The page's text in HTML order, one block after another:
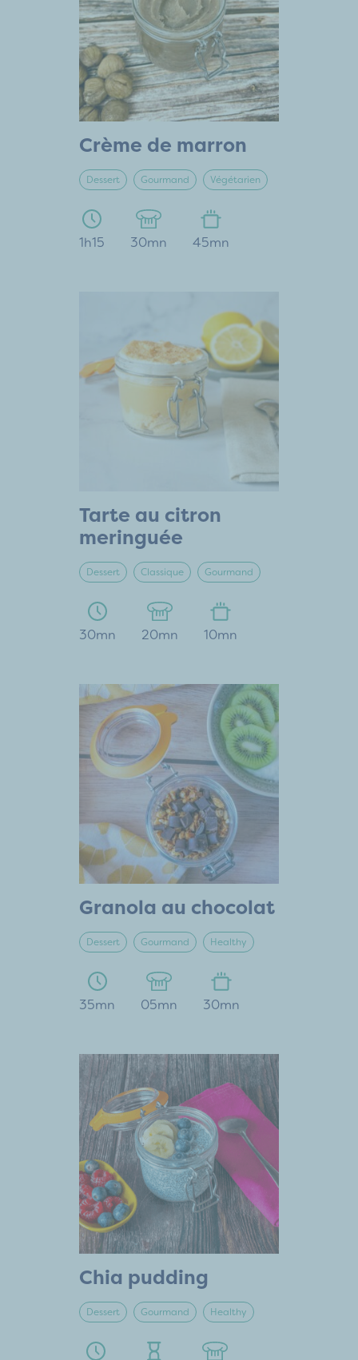
Crème de marron
Dessert Gourmand Végétarien
1h15 30mn 45mn
Tarte au citron
meringuée
Dessert Classique Gourmand
30mn 20mn 10mn
Granola au chocolat
Dessert Gourmand Healthy
35mn 05mn 30mn
Chia pudding
Dessert Gourmand Healthy